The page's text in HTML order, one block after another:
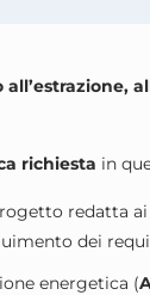
all’estrazione,
richiesta in
redatta ai
dei
energetica (